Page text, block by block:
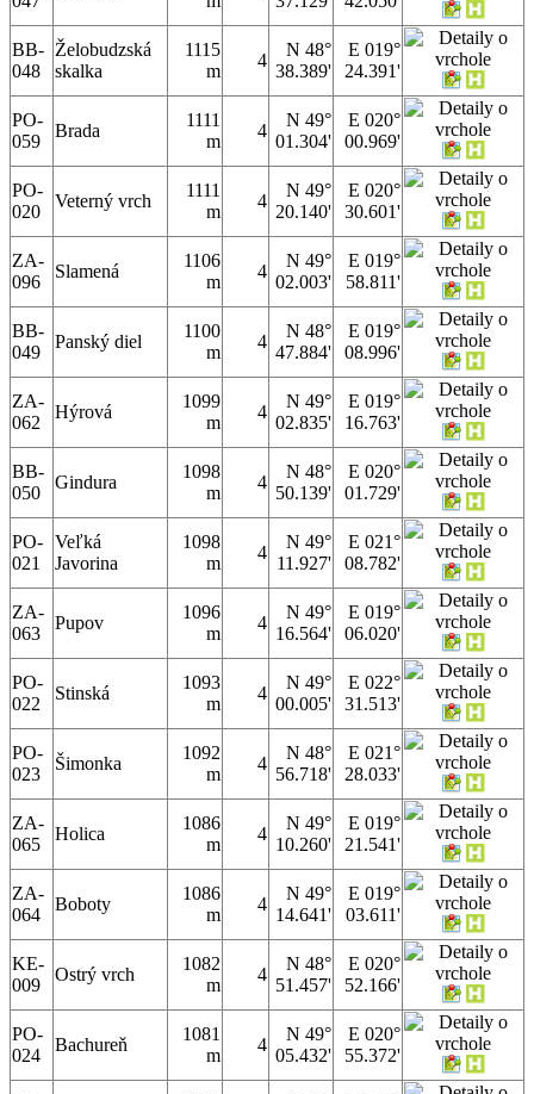
BB-
048
Želobudzská
skalka
1115
m
4
N 48°
38.389'
E 019°
24.391'
PO-
059
Brada
1111
m
4
N 49°
01.304'
E 020°
00.969'
PO-
020
Veterný vrch
1111
m
4
N 49°
20.140'
E 020°
30.601'
ZA-
096
Slamená
1106
m
4
N 49°
02.003'
E 019°
58.811'
BB-
049
Panský diel
1100
m
4
N 48°
47.884'
E 019°
08.996'
ZA-
062
Hýrová
1099
m
4
N 49°
02.835'
E 019°
16.763'
BB-
050
Gindura
1098
m
4
N 48°
50.139'
E 020°
01.729'
PO-
021
Veľká
Javorina
1098
m
4
N 49°
11.927'
E 021°
08.782'
ZA-
063
Pupov
1096
m
4
N 49°
16.564'
E 019°
06.020'
PO-
022
Stinská
1093
m
4
N 49°
00.005'
E 022°
31.513'
PO-
023
Šimonka
1092
m
4
N 48°
56.718'
E 021°
28.033'
ZA-
065
Holica
1086
m
4
N 49°
10.260'
E 019°
21.541'
ZA-
064
Boboty
1086
m
4
N 49°
14.641'
E 019°
03.611'
KE-
009
Ostrý vrch
1082
m
4
N 48°
51.457'
E 020°
52.166'
PO-
024
Bachureň
1081
m
4
N 49°
05.432'
E 020°
55.372'